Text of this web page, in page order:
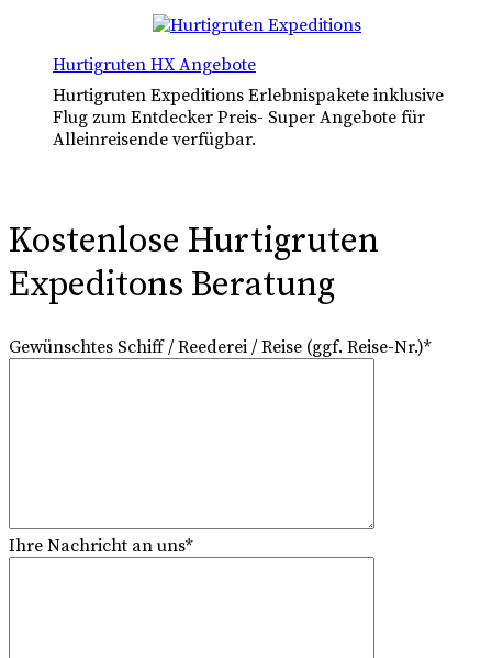
Hurtigruten HX Angebote
Hurtigruten Expeditions Erlebnispakete inklusive
Flug zum Entdecker Preis- Super Angebote für
Alleinreisende verfügbar.
Kostenlose Hurtigruten
Expeditons Beratung
Gewünschtes Schiff / Reederei / Reise (ggf. Reise-Nr.)*
Ihre Nachricht an uns*